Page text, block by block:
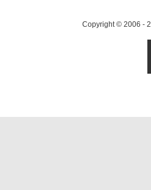
Copyright © 2006 -